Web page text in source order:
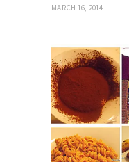
MARCH 16, 2014